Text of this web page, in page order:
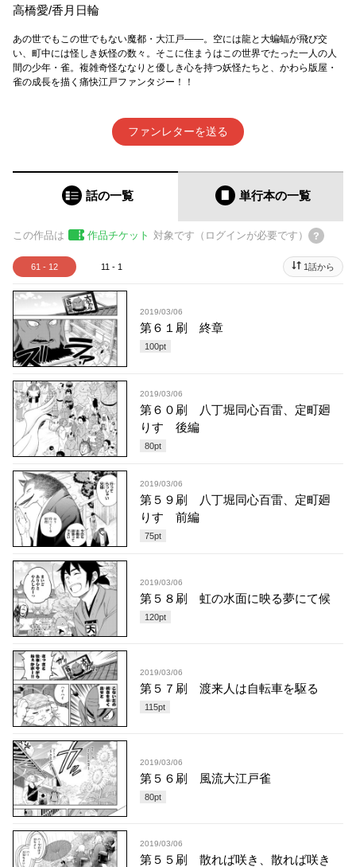
高橋愛/香月日輪
あの世でもこの世でもない魔都・大江戸――。空には龍と大蝙蝠が飛び交
い、町中には怪しき妖怪の数々。そこに住まうはこの世界でたった一人の人
間の少年・雀。複雑奇怪ななりと優しき心を持つ妖怪たちと、かわら版屋・
雀の成長を描く痛快江戸ファンタジー！！
ファンレターを送る
話の一覧 単行本の一覧
この作品は 作品チケット 対象です（ログインが必要です）
61 - 12 11 - 1 1話から
2019/03/06
第６１刷 終章
100pt
2019/03/06
第６０刷 八丁堀同心百雷、定町廻
りす 後編
80pt
2019/03/06
第５９刷 八丁堀同心百雷、定町廻
りす 前編
75pt
2019/03/06
第５８刷 虹の水面に映る夢にて候
120pt
2019/03/06
第５７刷 渡来人は自転車を駆る
115pt
2019/03/06
第５６刷 風流大江戸雀
80pt
2019/03/06
第５５刷 散れば咲き、散れば咲き